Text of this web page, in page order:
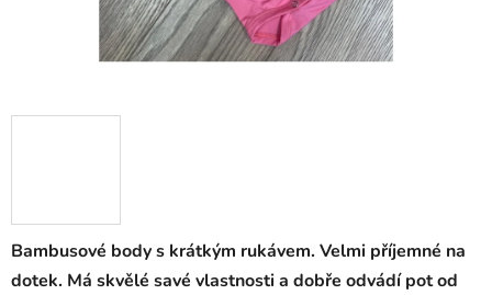
Bambusové body s krátkým rukávem. Velmi příjemné na
dotek. Má skvělé savé vlastnosti a dobře odvádí pot od